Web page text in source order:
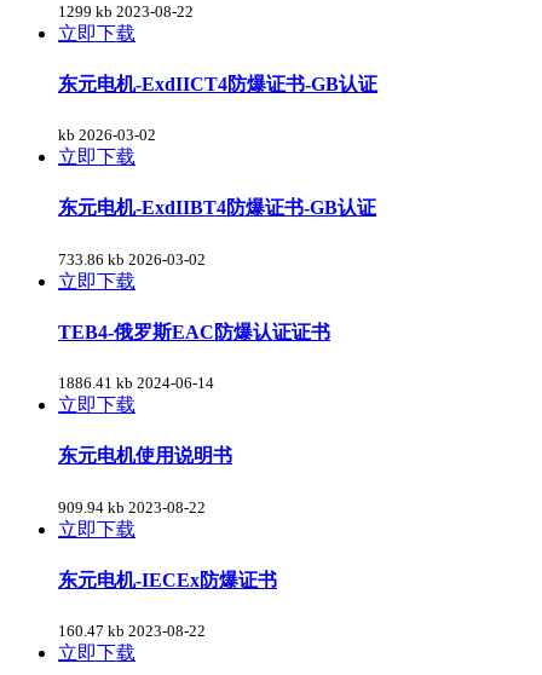
1299 kb 2023-08-22
立即下载
东元电机-ExdIICT4防爆证书-GB认证
kb 2026-03-02
立即下载
东元电机-ExdIIBT4防爆证书-GB认证
733.86 kb 2026-03-02
立即下载
TEB4-俄罗斯EAC防爆认证证书
1886.41 kb 2024-06-14
立即下载
东元电机使用说明书
909.94 kb 2023-08-22
立即下载
东元电机-IECEx防爆证书
160.47 kb 2023-08-22
立即下载